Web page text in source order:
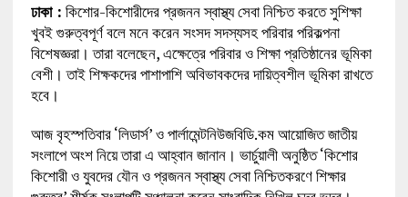
ঢাকা : কিশোর-কিশোরীদের প্রজনন স্বাস্থ্য সেবা নিশ্চিত করতে সুশিক্ষা
খুবই গুরুত্বপূর্ণ বলে মনে করেন সংসদ সদস্যসহ পরিবার পরিকল্পনা
বিশেষজ্ঞরা। তারা বলেছেন, এক্ষেত্রে পরিবার ও শিক্ষা প্রতিষ্ঠানের ভূমিকা
বেশী। তাই শিক্ষকদের পাশাপাশি অবিভাবকদের দায়িত্বশীল ভূমিকা রাখতে
হবে।
আজ বৃহস্পতিবার ‘লিডার্স’ ও পার্লামেন্টনিউজবিডি.কম আয়োজিত জাতীয়
সংলাপে অংশ নিয়ে তারা এ আহ্বান জানান। ভার্চুয়ালী অনুষ্ঠিত ‘কিশোর
কিশোরী ও যুবদের যৌন ও প্রজনন স্বাস্থ্য সেবা নিশ্চিতকরণে শিক্ষার